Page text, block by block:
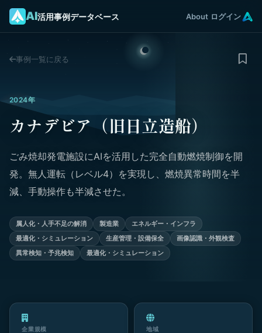
AI活用事例データベース About ログイン
事例一覧に戻る
2024年
カナデビア（旧日立造船）
ごみ焼却発電施設にAIを活用した完全自動燃焼制御を開
発。無人運転（レベル4）を実現し、燃焼異常時間を半
減、手動操作も半減させた。
属人化・人手不足の解消 製造業
エネルギー・インフラ
最適化・シミュレーション
生産管理・設備保全
画像認識・外観検査
異常検知・予兆検知
最適化・シミュレーション
企業規模 地域